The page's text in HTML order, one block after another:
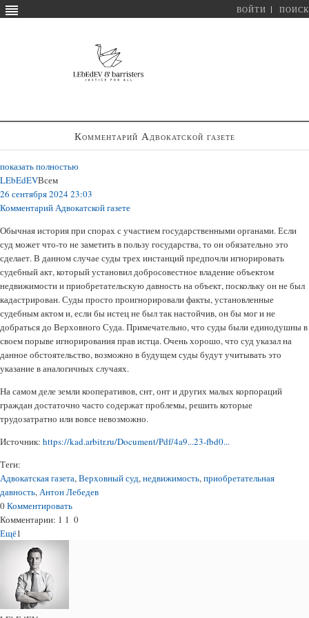
ВОЙТИ ПОИСК
Комментарий Адвокатской газете
показать полностью
LEbEdEVВсем
26 сентября 2024 23:03
Комментарий Адвокатской газете
Обычная история при спорах с участием государственными органами. Если
суд может что-то не заметить в пользу государства, то он обязательно это
сделает. В данном случае суды трех инстанций предпочли игнорировать
судебный акт, который установил добросовестное владение объектом
недвижимости и приобретательскую давность на объект, поскольку он не был
кадастрирован. Суды просто проигнорировали факты, установленные
судебным актом и, если бы истец не был так настойчив, он бы мог и не
добраться до Верховного Суда. Примечательно, что суды были единодушны в
своем порыве игнорирования прав истца. Очень хорошо, что суд указал на
данное обстоятельство, возможно в будущем суды будут учитывать это
указание в аналогичных случаях.
На самом деле земли кооперативов, снт, онт и других малых корпораций
граждан достаточно часто содержат проблемы, решить которые
трудозатратно или вовсе невозможно.
Источник: https://kad.arbitr.ru/Document/Pdf/4a9...23-fbd0...
Теги:
Адвокатская газета,Верховный суд,недвижимость,приобретательная
давность,Антон Лебедев
0Комментировать
Комментарии: 1 1 0
Ещё1